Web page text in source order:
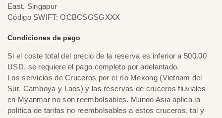
East, Singapur
Código SWIFT: OCBCSGSGXXX
Condiciones de pago
Si el coste total del precio de la reserva es inferior a 500.00
USD, se requiere el pago completo por adelantado.
Los servicios de Cruceros por el río Mekong (Vietnam del
Sur, Camboya y Laos) y las reservas de cruceros fluviales
en Myanmar no son reembolsables. Mundo Asia aplica la
política de tarifas no reembolsables a estos cruceros, tal y